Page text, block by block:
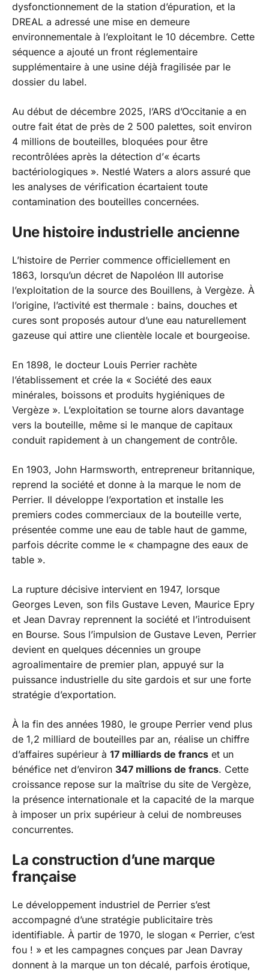
dysfonctionnement de la station d’épuration, et la
DREAL a adressé une mise en demeure
environnementale à l’exploitant le 10 décembre. Cette
séquence a ajouté un front réglementaire
supplémentaire à une usine déjà fragilisée par le
dossier du label.
Au début de décembre 2025, l’ARS d’Occitanie a en
outre fait état de près de 2 500 palettes, soit environ
4 millions de bouteilles, bloquées pour être
recontrôlées après la détection d’« écarts
bactériologiques ». Nestlé Waters a alors assuré que
les analyses de vérification écartaient toute
contamination des bouteilles concernées.
Une histoire industrielle ancienne
L’histoire de Perrier commence officiellement en
1863, lorsqu’un décret de Napoléon III autorise
l’exploitation de la source des Bouillens, à Vergèze. À
l’origine, l’activité est thermale : bains, douches et
cures sont proposés autour d’une eau naturellement
gazeuse qui attire une clientèle locale et bourgeoise.
En 1898, le docteur Louis Perrier rachète
l’établissement et crée la « Société des eaux
minérales, boissons et produits hygiéniques de
Vergèze ». L’exploitation se tourne alors davantage
vers la bouteille, même si le manque de capitaux
conduit rapidement à un changement de contrôle.
En 1903, John Harmsworth, entrepreneur britannique,
reprend la société et donne à la marque le nom de
Perrier. Il développe l’exportation et installe les
premiers codes commerciaux de la bouteille verte,
présentée comme une eau de table haut de gamme,
parfois décrite comme le « champagne des eaux de
table ».
La rupture décisive intervient en 1947, lorsque
Georges Leven, son fils Gustave Leven, Maurice Epry
et Jean Davray reprennent la société et l’introduisent
en Bourse. Sous l’impulsion de Gustave Leven, Perrier
devient en quelques décennies un groupe
agroalimentaire de premier plan, appuyé sur la
puissance industrielle du site gardois et sur une forte
stratégie d’exportation.
À la fin des années 1980, le groupe Perrier vend plus
de 1,2 milliard de bouteilles par an, réalise un chiffre
d’affaires supérieur à 17 milliards de francs et un
bénéfice net d’environ 347 millions de francs. Cette
croissance repose sur la maîtrise du site de Vergèze,
la présence internationale et la capacité de la marque
à imposer un prix supérieur à celui de nombreuses
concurrentes.
La construction d’une marque
française
Le développement industriel de Perrier s’est
accompagné d’une stratégie publicitaire très
identifiable. À partir de 1970, le slogan « Perrier, c’est
fou ! » et les campagnes conçues par Jean Davray
donnent à la marque un ton décalé, parfois érotique,